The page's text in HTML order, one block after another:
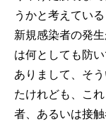
うかと考えてい
新規感染者の発
は何としても防
ありまして、そ
たけれども、こ
者、あるいは接